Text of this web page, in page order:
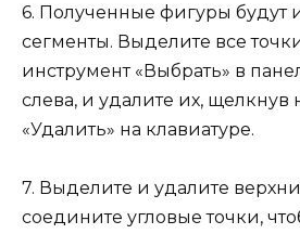
6. Полученные фигуры будут
сегменты. Выделите все
инструмент «Выбрать» в
слева, и удалите их, щелкнув
«Удалить» на клавиатуре.
7. Выделите и удалите
соедините угловые точки,